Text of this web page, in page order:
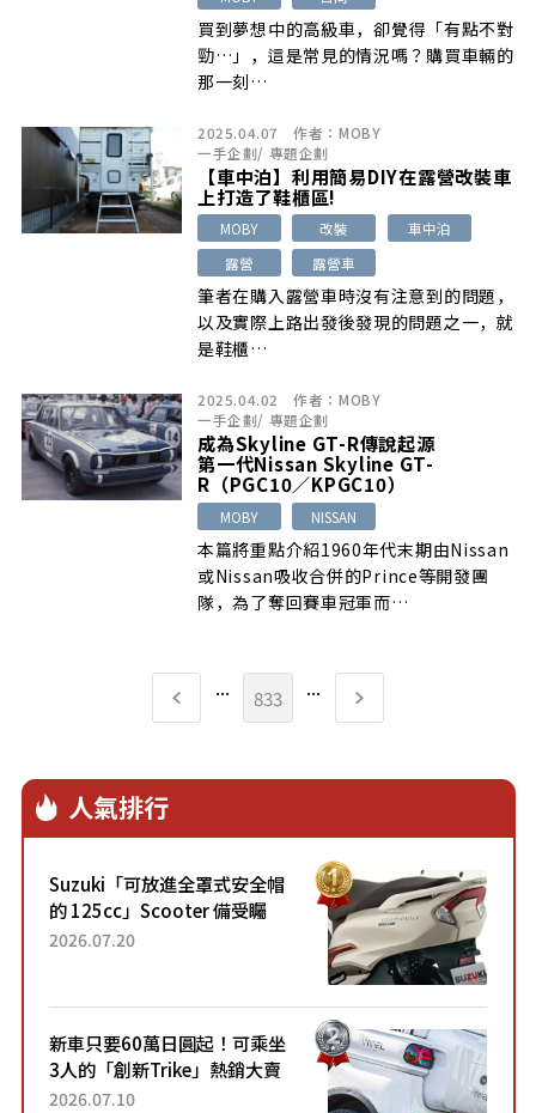
買到夢想中的高級車，卻覺得「有點不對
勁…」，這是常見的情況嗎？購買車輛的
那一刻…
2025.04.07 作者： MOBY
一手企劃/ 專題企劃
【車中泊】利用簡易DIY在露營改裝車
上打造了鞋櫃區!
MOBY 改裝
車中泊
露營
露營車
筆者在購入露營車時沒有注意到的問題，
以及實際上路出發後發現的問題之一，就
是鞋櫃…
2025.04.02 作者： MOBY
一手企劃/ 專題企劃
成為Skyline GT-R傳說起源
第一代Nissan Skyline GT-
R（PGC10／KPGC10）
MOBY NISSAN
本篇將重點介紹1960年代末期由Nissan
或Nissan吸收合併的Prince等開發團
隊，為了奪回賽車冠軍而…
... 833 ...
人氣排行
Suzuki「可放進全罩式安全帽
的 125cc」Scooter 備受矚
目！採用全新流線設計與各項
2026.07.20
新車只要60萬日圓起！可乘坐
3人的「創新Trike」熱銷大賣
成為人氣車款！「養車成本真
2026.07.10